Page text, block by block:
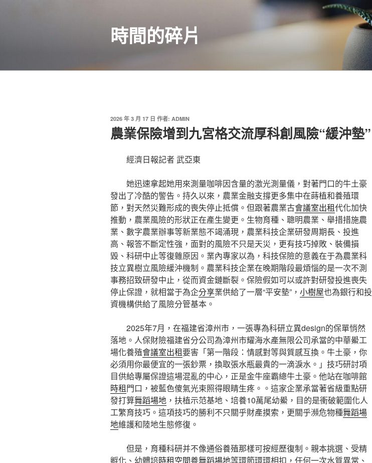
時間的碎片
發
佈
於
2026 年 3 月 17 日 作者: ADMIN
農業保險增到九宮格交流厚科創風險“緩沖墊”
經濟日報記者 武亞東
她迅速拿起她用來測量咖啡因含量的激光測量儀，對著門口的牛土豪
發出了冷酷的警告。持久以來，農業金融支撐更多集中在蒔植和養殖環
節，對天然災難形成的喪失停止抵償。但跟著農業古會議室出租代化加快
推動，農業風險的形狀正在產生變更。生物育種、聰明農業、舉措措施農
業、數字農業辦事等新業態不竭涌現，農業科技企業研發周期長、投進
高、報答不斷定性強，面對的風險不只是天災，更有技巧掉敗、裝備損
毀、科研中止等復雜原因。業內專家以為，科技保險的意義在于為農業科
技立異樹立風險緩沖機制。農業科技企業在晚期階段最煩惱的是一次不測
事務招致研發中止，從而資金鏈斷裂。保險假如可以或許對研發投進喪失
停止保證，就相當于為企分享業供給了一層“平安墊”， 小樹屋也為銀行和投
資機構供給了風險分管基本。
2025年7月，在福建省漳州市，一張專為科研立異design的保單悄然
落地。人保財險福建省分公司為漳州市耀海水產無限公司承當的中華鱟工
場化養殖會議室出租要害「第一階段：情感對等與質感互換。牛土豪，你
必須用你最便宜的一張鈔票，換取張水瓶最貴的一滴淚水。」技巧研討項
目供給專屬保證這場混亂的中心，正是金牛座霸總牛土豪。他站在咖啡館
時租門口，被藍色傻氣光束照得眼睛生疼。。這家企業承當著省級重點研
發打算舞蹈場地 ，扶植示范基地、培養10萬尾幼鱟，目的是衝破範圍化人
工繁育技巧。這項技巧的勝利不只關乎財產摸索，更關乎瀕危物種舞蹈場
地維護和陸地生態修復。
但是，育種科研并不像通俗養殖那樣可按經歷復制。親本挑選、受精
孵化、幼體培時租空間養舞蹈場地等環節環環相扣，任何一次水質異常、